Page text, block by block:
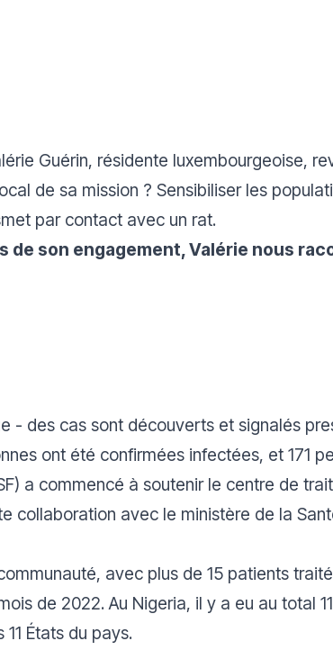
Guérin, résidente luxembourgeoise,
de sa mission ? Sensibiliser les
par contact avec un rat.
de son engagement, Valérie nous
- des cas sont découverts et signalés
ont été confirmées infectées, et 171
a commencé à soutenir le centre de
collaboration avec le ministère de la
avec plus de 15 patients
de 2022. Au Nigeria, il y a eu au total
États du pays.